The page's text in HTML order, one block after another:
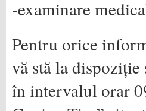
-examinare
Pentru orice
vă stă la
în intervalul orar